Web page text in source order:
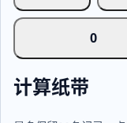
0
计算纸带